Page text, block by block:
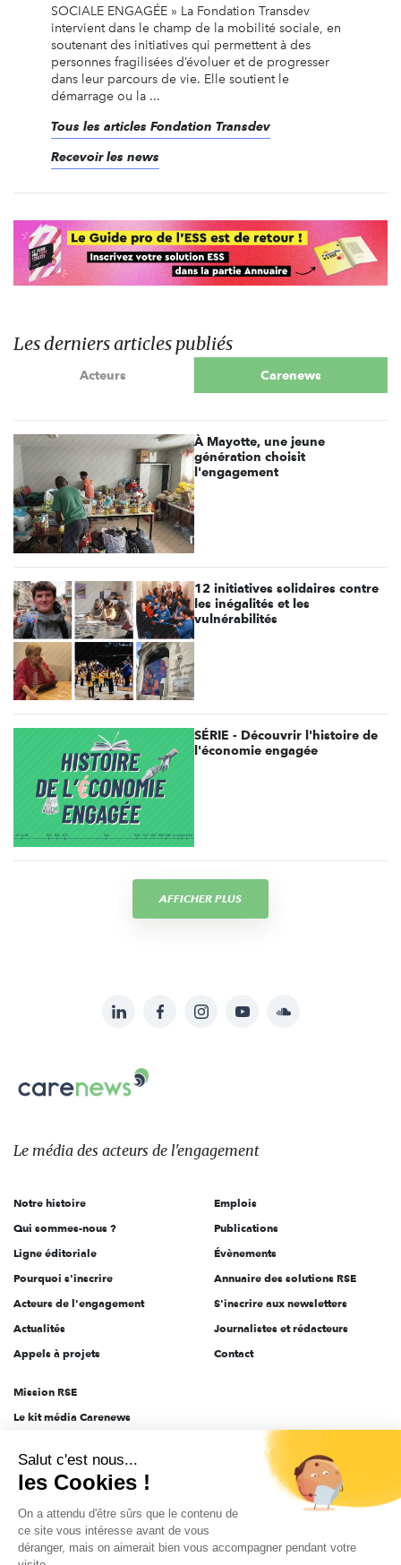
SOCIALE ENGAGÉE » La Fondation Transdev
intervient dans le champ de la mobilité sociale, en
soutenant des initiatives qui permettent à des
personnes fragilisées d’évoluer et de progresser
dans leur parcours de vie. Elle soutient le
démarrage ou la ...
Tous les articles Fondation Transdev
Recevoir les news
Les derniers articles publiés
Acteurs Carenews
À Mayotte, une jeune
génération choisit
l'engagement
12 initiatives solidaires contre
les inégalités et les
vulnérabilités
SÉRIE - Découvrir l'histoire de
l'économie engagée
AFFICHER PLUS
sur:
LinkedInFacebookInstagramYouTubeSoundcloud
Le
des
l'engagement
Le média des acteurs de l'engagement
Notre histoire
Qui sommes-nous ?
Ligne éditoriale
Pourquoi s'inscrire
Acteurs de l'engagement
Actualités
Appels à projets
Emplois
Publications
Évènements
Annuaire des solutions RSE
S'inscrire aux newsletters
Journalistes et rédacteurs
Contact
Mission RSE
Le kit média Carenews
AEF info
Novethic
PRODURABLE
Inclusiv Day
Salut c'est nous...
les Cookies !
On a attendu d'être sûrs que le contenu de
ce site vous intéresse avant de vous
déranger, mais on aimerait bien vous accompagner pendant votre